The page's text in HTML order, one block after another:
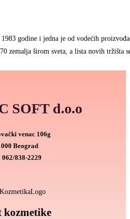
godine i jedna je od vodećih
zemalja širom sveta, a lista novih tržišta
SOFT d.o.o
venac 106g
Beograd
062/838-2229
kozmetike